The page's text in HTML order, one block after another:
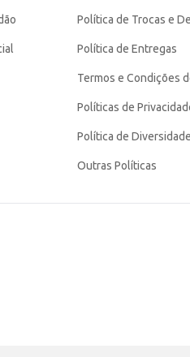
Política de Trocas e
Política de Entregas
Termos e Condições
Políticas de
Política de Diversidade
Outras Políticas